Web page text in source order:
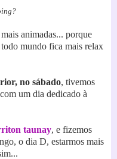
animadas... porque
todo mundo fica mais relax
no sábado, tivemos
um dia dedicado à
taunay, e fizemos
o dia D, estarmos mais